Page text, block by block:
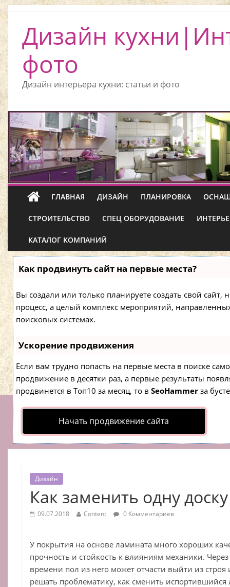
Дизайн
фото
Дизайн интерьера кухни: статьи и фото
ГЛАВНАЯ ДИЗАЙН ПЛАНИРОВКА
СТРОИТЕЛЬСТВО СПЕЦ ОБОРУДОВАНИЕ
КАТАЛОГ КОМПАНИЙ
Как продвинуть сайт на первые места?
Вы создали или только планируете создать свой сайт,
процесс, а целый комплекс мероприятий,
поисковых системах.
Ускорение продвижения
Если вам трудно попасть на первые места в поиске
продвижение в десятки раз, а первые результаты
продвинется в Топ10 за месяц, то в SeoHammerза
Начать продвижение сайта
Дизайн
Как заменить одну
09.07.2018 Content 0 Комментариев
У покрытия на основе ламината много хороших
прочность и стойкость к влияниям механики.
времени пол из него может отчасти выйти из строя
решать проблематику, как сменить испортившийся